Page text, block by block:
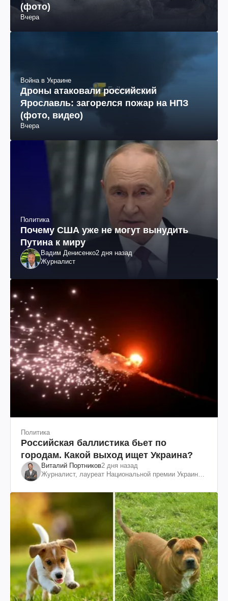
(фото)
Вчера
Война в Украине
Дроны атаковали российский
Ярославль: загорелся пожар на НПЗ
(фото, видео)
Вчера
Политика
Почему США уже не могут вынудить
Путина к миру
Вадим Денисенко2 дня назад
Журналист
Политика
Российская баллистика бьет по
городам. Какой выход ищет Украина?
Виталий Портников2 дня назад
Журналист, лауреат Национальной премии Украины